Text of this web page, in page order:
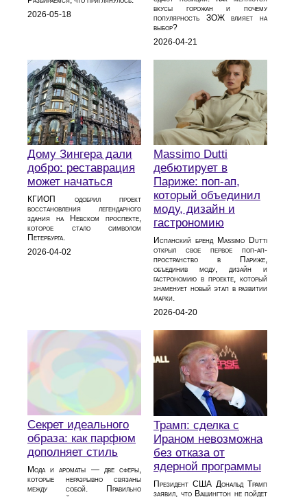
2026-05-18
вкусы горожан и почему
популярность ЗОЖ влияет на
выбор?
2026-04-21
Дому Зингера дали
добро: реставрация
может начаться
КГИОП одобрил проект
восстановления легендарного
здания на Невском проспекте,
которое стало символом
Петербурга.
2026-04-02
Massimo Dutti
дебютирует в
Париже: поп-ап,
который объединил
моду, дизайн и
гастрономию
Испанский бренд Massimo Dutti
открыл свое первое поп-ап-
пространство в Париже,
объединив моду, дизайн и
гастрономию в проекте, который
знаменует новый этап в развитии
марки.
2026-04-20
Секрет идеального
образа: как парфюм
дополняет стиль
Мода и ароматы — две сферы,
которые неразрывно связаны
между собой. Правильно
Трамп: сделка с
Ираном невозможна
без отказа от
ядерной программы
Президент США Дональд Трамп
заявил, что Вашингтон не пойдет